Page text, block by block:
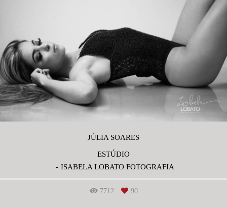
JÚLIA SOARES
ESTÚDIO
ISABELA LOBATO FOTOGRAFIA
7712 90